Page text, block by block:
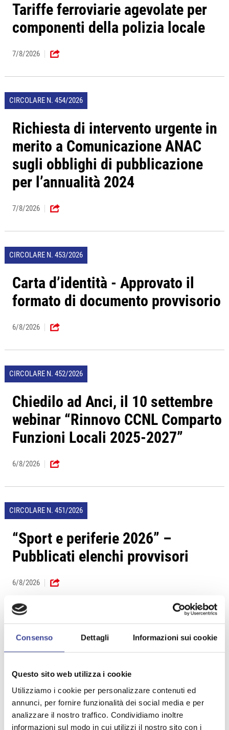
Consenso Dettagli Informazioni sui cookie
Questo sito web utilizza i cookie
Utilizziamo i cookie per personalizzare contenuti ed
annunci, per fornire funzionalità dei social media e per
analizzare il nostro traffico. Condividiamo inoltre
informazioni sul modo in cui utilizzi il nostro sito con i
Tariffe ferroviarie agevolate per
componenti della polizia locale
7/8/2026
CIRCOLARE N. 454/2026
Richiesta di intervento urgente in
merito a Comunicazione ANAC
sugli obblighi di pubblicazione
per l’annualità 2024
7/8/2026
CIRCOLARE N. 453/2026
Carta d’identità - Approvato il
formato di documento provvisorio
6/8/2026
CIRCOLARE N. 452/2026
Chiedilo ad Anci, il 10 settembre
webinar “Rinnovo CCNL Comparto
Funzioni Locali 2025-2027”
6/8/2026
CIRCOLARE N. 451/2026
“Sport e periferie 2026” –
Pubblicati elenchi provvisori
6/8/2026
Sport – Criteri bando ‘Area
sportiva giovani’
6/8/2026